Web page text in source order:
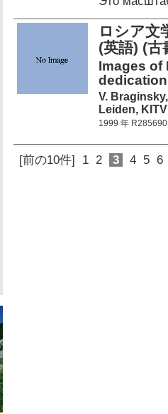
ロシア
(英語) (古
Images of
V.
Leiden,
1999 年 R285690
[前の10件] 1 2 3 4 5 6